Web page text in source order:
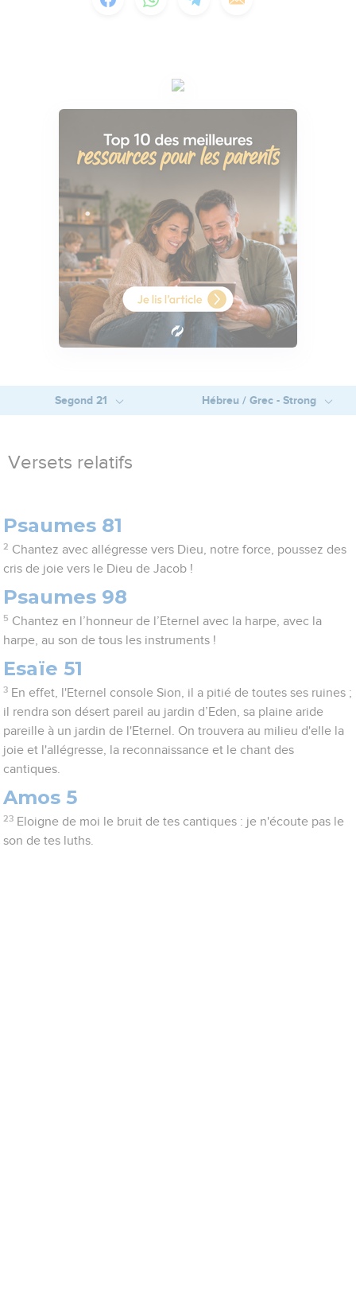
Segond 21 Hébreu / Grec - Strong
Versets relatifs
Psaumes 81
2 Chantez avec allégresse vers Dieu, notre force, poussez des
cris de joie vers le Dieu de Jacob !
Psaumes 98
5 Chantez en l’honneur de l’Eternel avec la harpe, avec la
harpe, au son de tous les instruments !
Esaïe 51
3 En effet, l'Eternel console Sion, il a pitié de toutes ses ruines ;
il rendra son désert pareil au jardin d’Eden, sa plaine aride
pareille à un jardin de l'Eternel. On trouvera au milieu d'elle la
joie et l'allégresse, la reconnaissance et le chant des
cantiques.
Amos 5
23 Eloigne de moi le bruit de tes cantiques : je n'écoute pas le
son de tes luths.